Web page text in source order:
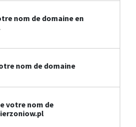
nom de domaine en
nom de domaine
votre nom de